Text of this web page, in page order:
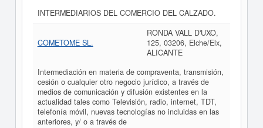
INTERMEDIARIOS DEL COMERCIO DEL CALZADO.
COMETOME SL.
RONDA VALL D'UXO,
125, 03206, Elche/Elx,
ALICANTE
Intermediación en materia de compraventa, transmisión,
cesión o cualquier otro negocio jurídico, a través de
medios de comunicación y difusión existentes en la
actualidad tales como Televisión, radio, internet, TDT,
telefonía móvil, nuevas tecnologías no incluidas en las
anteriores, y/ o a través de